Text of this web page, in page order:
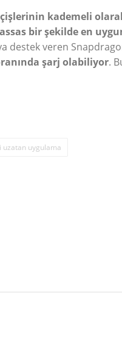
kademeli
bir şekilde en
destek veren
şarj olabiliyor.
uzatan uygulama